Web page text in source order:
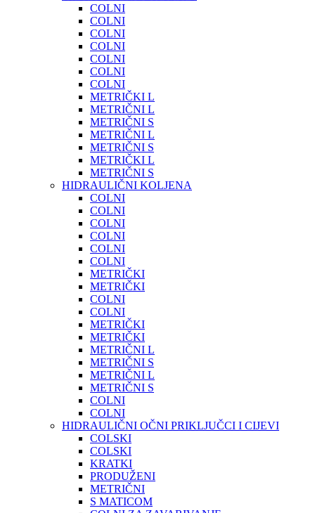
COLNI
COLNI
COLNI
COLNI
COLNI
COLNI
COLNI
METRIČKI L
METRIČNI L
METRIČNI S
METRIČNI L
METRIČNI S
METRIČKI L
METRIČNI S
HIDRAULIČNI KOLJENA
COLNI
COLNI
COLNI
COLNI
COLNI
COLNI
METRIČKI
METRIČKI
COLNI
COLNI
METRIČKI
METRIČKI
METRIČNI L
METRIČNI S
METRIČNI L
METRIČNI S
COLNI
COLNI
HIDRAULIČNI OČNI PRIKLJUČCI I CIJEVI
COLSKI
COLSKI
KRATKI
PRODUŽENI
METRIČNI
S MATICOM